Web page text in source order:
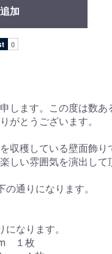
加
します。この度は数あ
がとうございます。
収穫している壁面飾り
しい雰囲気を演出して
通りになります。
なります。
１枚